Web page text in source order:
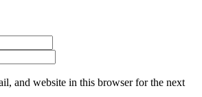
and website in this browser for the next